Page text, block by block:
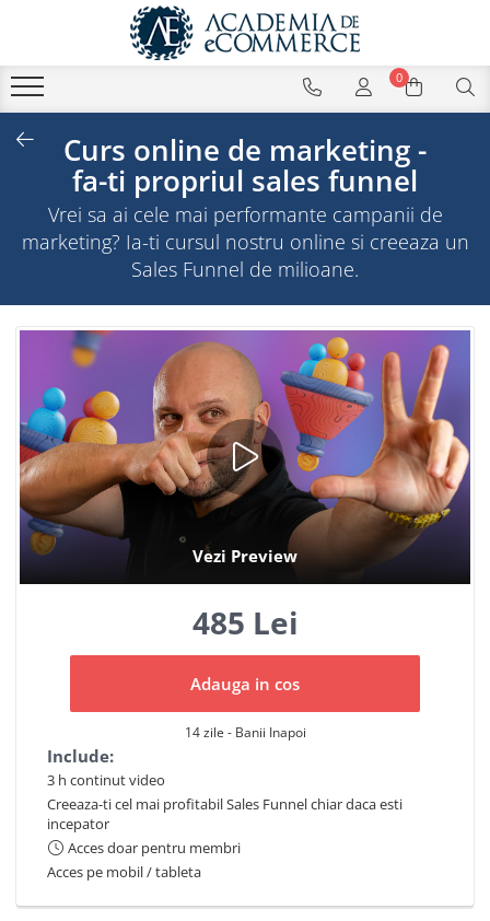
0
Curs online de marketing -
fa-ti propriul sales funnel
Vrei sa ai cele mai performante campanii de
marketing? Ia-ti cursul nostru online si creeaza un
Sales Funnel de milioane.
485 Lei
Adauga in cos
14 zile - Banii Inapoi
Include:
3 h continut video
Creeaza-ti cel mai profitabil Sales Funnel chiar daca esti
incepator
Acces doar pentru membri
Acces pe mobil / tableta